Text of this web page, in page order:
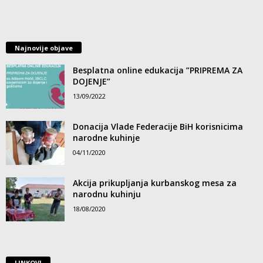
Najnovije objave
Besplatna online edukacija ”PRIPREMA ZA
DOJENJE”
13/09/2022
Donacija Vlade Federacije BiH korisnicima
narodne kuhinje
04/11/2020
Akcija prikupljanja kurbanskog mesa za
narodnu kuhinju
18/08/2020